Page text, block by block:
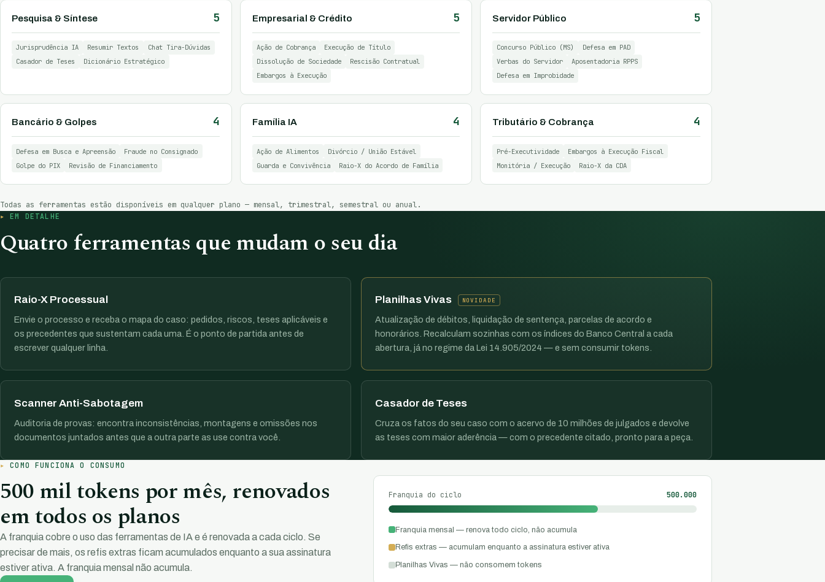
Pesquisa & Síntese 5
Jurisprudência IA Resumir Textos
Chat Tira-Dúvidas
Casador de Teses
Dicionário Estratégico
Empresarial & Crédito 5
Ação de Cobrança
Execução de Título
Dissolução de Sociedade
Rescisão Contratual
Embargos à Execução
Servidor Público 5
Concurso Público (MS)
Defesa em PAD
Verbas do Servidor
Aposentadoria RPPS
Defesa em Improbidade
Bancário & Golpes 4
Defesa em Busca e Apreensão
Fraude no Consignado
Golpe do PIX
Revisão de Financiamento
Família IA 4
Ação de Alimentos
Divórcio / União Estável
Guarda e Convivência
Raio-X do Acordo de Família
Tributário & Cobrança 4
Pré-Executividade
Embargos à Execução Fiscal
Monitória / Execução
Raio-X da CDA
Todas as ferramentas estão disponíveis em qualquer plano — mensal, trimestral, semestral ou anual.
EM DETALHE
Quatro ferramentas que mudam o seu dia
Raio-X Processual
Envie o processo e receba o mapa do caso: pedidos, riscos, teses aplicáveis e
os precedentes que sustentam cada uma. É o ponto de partida antes de
escrever qualquer linha.
Planilhas Vivas NOVIDADE
Atualização de débitos, liquidação de sentença, parcelas de acordo e
honorários. Recalculam sozinhas com os índices do Banco Central a cada
abertura, já no regime da Lei 14.905/2024 — e sem consumir tokens.
Scanner Anti-Sabotagem
Auditoria de provas: encontra inconsistências, montagens e omissões nos
documentos juntados antes que a outra parte as use contra você.
Casador de Teses
Cruza os fatos do seu caso com o acervo de 10 milhões de julgados e devolve
as teses com maior aderência — com o precedente citado, pronto para a peça.
COMO FUNCIONA O CONSUMO
500 mil tokens por mês, renovados
em todos os planos
A franquia cobre o uso das ferramentas de IA e é renovada a cada ciclo. Se
precisar de mais, os refis extras ficam acumulados enquanto a sua assinatura
estiver ativa. A franquia mensal não acumula.
Franquia do ciclo 500.000
Franquia mensal — renova todo ciclo, não acumula
Refis extras — acumulam enquanto a assinatura estiver ativa
Planilhas Vivas — não consomem tokens